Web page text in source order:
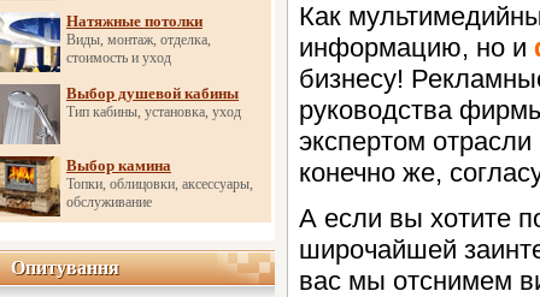
Натяжные потолки
Виды, монтаж, отделка,
стоимость и уход
Выбор душевой кабины
Тип кабины, установка, уход
Выбор камина
Топки, облицовки, аксессуары,
обслуживание
Опитування
Опитування
Как
информацию, но и
бизнесу!
руководства
экспертом
конечно же,
А если вы хотите
широчайшей
вас мы отснимем